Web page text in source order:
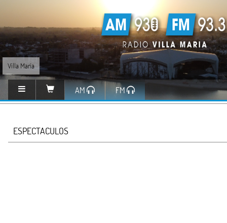
Villa María
AM FM
ESPECTACULOS